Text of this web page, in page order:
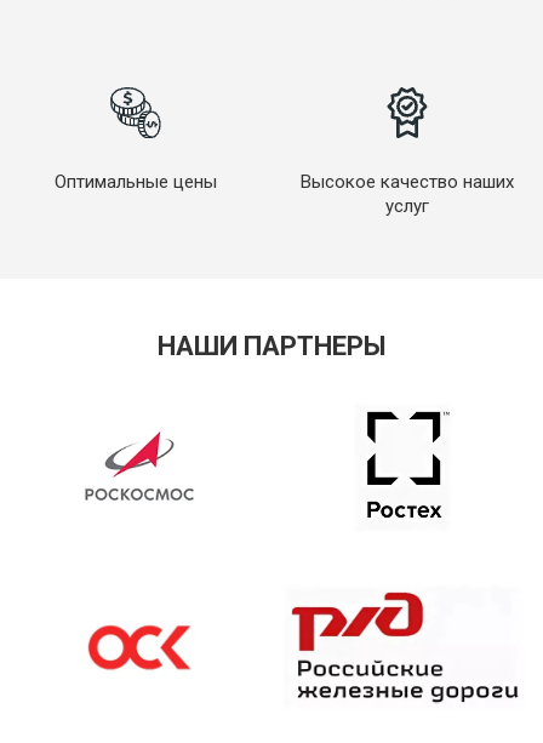
Оптимальные цены
Высокое качество наших
услуг
НАШИ ПАРТНЕРЫ